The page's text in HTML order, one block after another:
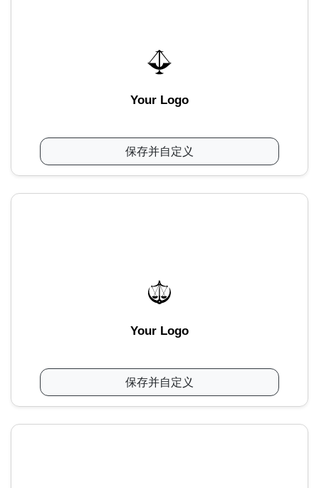
Your Logo
保存并自定义
Your Logo
保存并自定义